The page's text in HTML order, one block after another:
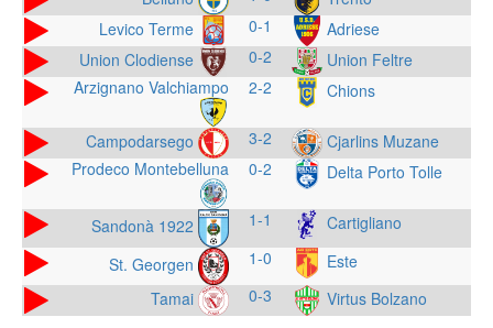
Levico Terme
0-1
Adriese
Union Clodiense
0-2
Union Feltre
Arzignano Valchiampo
2-2 Chions
Campodarsego 3-2
Cjarlins Muzane
Prodeco Montebelluna
0-2 Delta Porto Tolle
Sandonà 1922 1-1
Cartigliano
St. Georgen
1-0
Este
Tamai
0-3 Virtus Bolzano